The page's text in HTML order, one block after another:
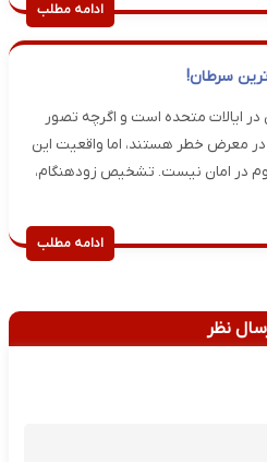
ادامه مطلب
سرطان!
ایالات متحده است و اگرچه تصور
در معرض خطر هستند، اما واقعیت این
در امان نیست. تشخیص زودهنگام،
ادامه مطلب
نظر